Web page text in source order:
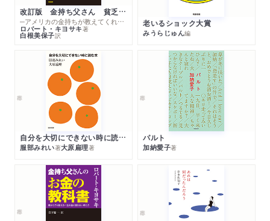
改訂版 金持ち父さん 貧乏父さん
─アメリカの金持ちが教えてくれるお金の哲学
ロバート・キヨサキ著
白根美保子訳
老いるショック大賞
みうらじゅん編
自分を大切にできない時に読む本
服部みれい著大原扁理著
パルト
加納愛子著